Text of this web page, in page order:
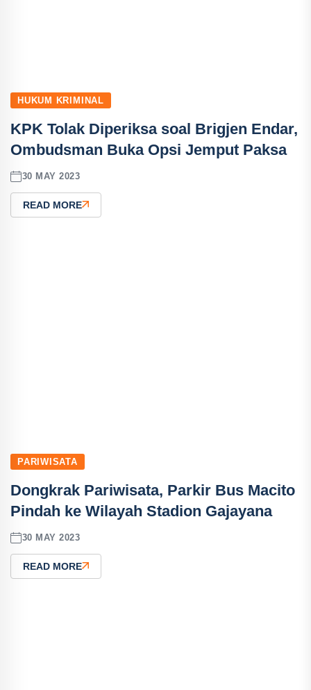
HUKUM KRIMINAL
KPK Tolak Diperiksa soal Brigjen Endar,
Ombudsman Buka Opsi Jemput Paksa
30 MAY 2023
READ MORE
PARIWISATA
Dongkrak Pariwisata, Parkir Bus Macito
Pindah ke Wilayah Stadion Gajayana
30 MAY 2023
READ MORE